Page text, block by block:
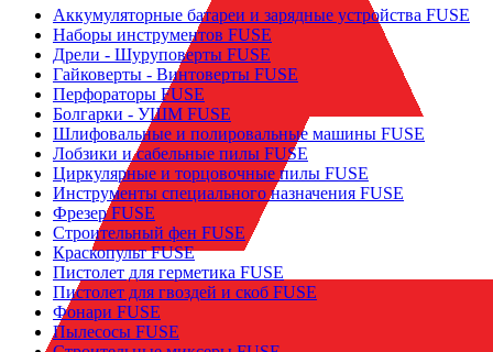
ПАРТНЕРЫ
Аккумуляторные батареи и зарядные устройства FUSE
Наборы инструментов FUSE
Дрели - Шуруповерты FUSE
Гайковерты - Винтоверты FUSE
Перфораторы FUSE
Болгарки - УШМ FUSE
Шлифовальные и полировальные машины FUSE
Лобзики и сабельные пилы FUSE
Циркулярные и торцовочные пилы FUSE
Инструменты специального назначения FUSE
Фрезер FUSE
Строительный фен FUSE
Краскопульт FUSE
Пистолет для герметика FUSE
Пистолет для гвоздей и скоб FUSE
Фонари FUSE
Пылесосы FUSE